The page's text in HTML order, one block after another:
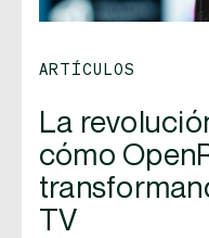
ARTÍCULOS
La
cómo
TV